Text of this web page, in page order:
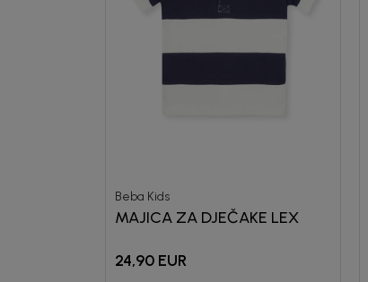
Beba Kids
MAJICA ZA DJEČAKE LEX
24,90 EUR